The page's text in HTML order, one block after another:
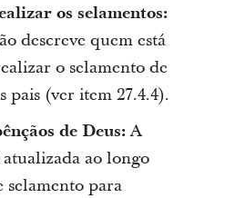
os selamentos:
descreve quem está
o selamento de
pais (ver item 27.4.4).
de Deus:A
ao longo
selamento para